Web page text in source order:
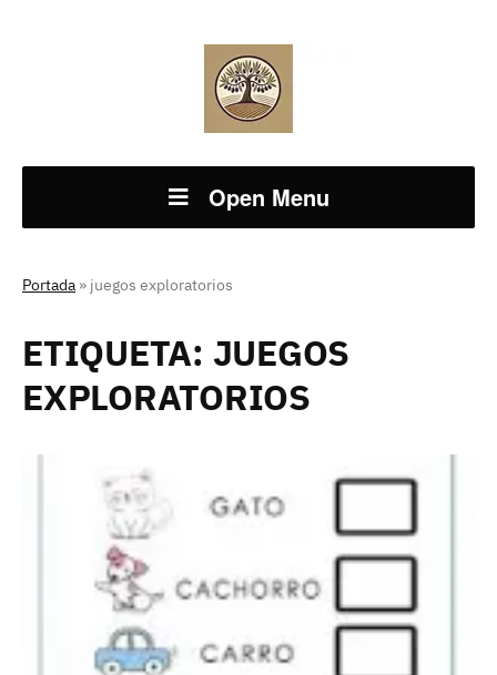
Open Menu
Portada » juegos exploratorios
ETIQUETA: JUEGOS
EXPLORATORIOS